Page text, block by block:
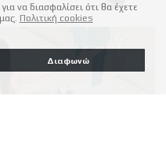
να διασφαλίσει ότι θα έχετε
Πολιτική cookies
Διαφωνώ